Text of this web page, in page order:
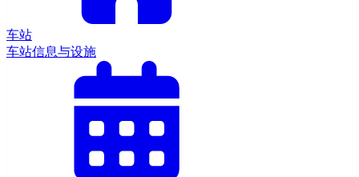
车站
车站信息与设施